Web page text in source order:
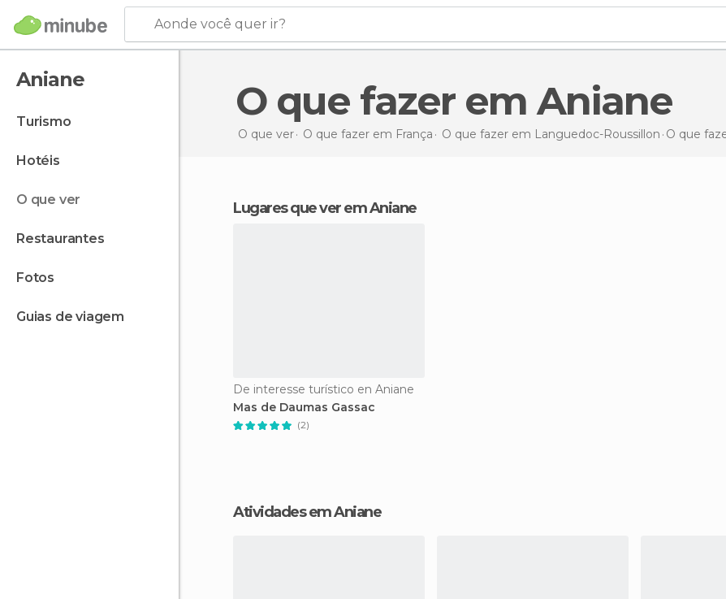
Aonde você quer ir?
Aniane
turismo
hotéis
o que ver
restaurantes
fotos
guias de viagem
O que fazer em Aniane
O que ver O que fazer em França O que fazer em Languedoc-Roussillon O que
Lugares que ver em Aniane
De interesse turístico en Aniane
Mas de Daumas Gassac
(2)
Atividades em Aniane